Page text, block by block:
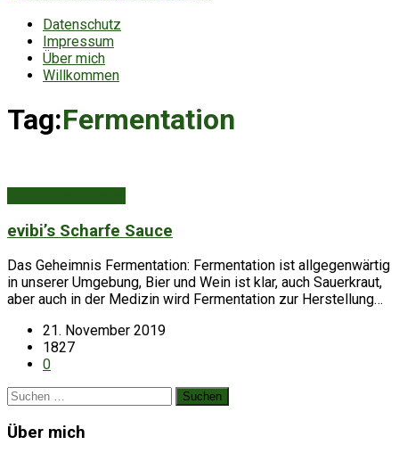
Datenschutz
Impressum
Über mich
Willkommen
Tag:Fermentation
evibi’s Scharfe Sauce
Das Geheimnis Fermentation: Fermentation ist allgegenwärtig
in unserer Umgebung, Bier und Wein ist klar, auch Sauerkraut,
aber auch in der Medizin wird Fermentation zur Herstellung…
21. November 2019
1827
0
Suchen
Über mich